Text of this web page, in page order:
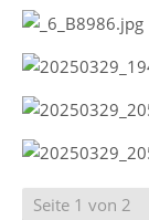
Seite 1 von 2